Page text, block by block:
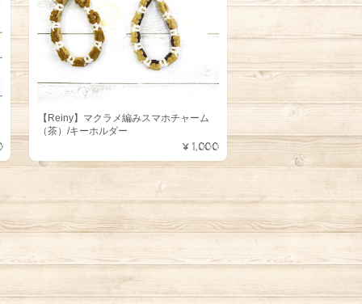
【Reiny】マクラメ編みスマホチャーム
（茶）/キーホルダー
¥1,000